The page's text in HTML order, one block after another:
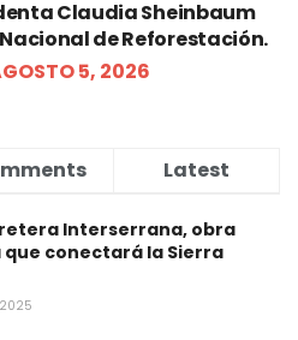
Claudia Sheinbaum
de Reforestación.
5, 2026
Latest
Interserrana, obra
conectará la Sierra
2025